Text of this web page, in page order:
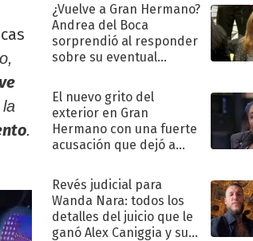
.
¿Vuelve a Gran Hermano?
Andrea del Boca
sorprendió al responder
sobre su eventual
El nuevo grito del
exterior en Gran
Hermano con una fuerte
acusación que dejó a
"Traidora"
Revés judicial para
Wanda Nara: todos los
detalles del juicio que le
ganó Alex Caniggia y sus